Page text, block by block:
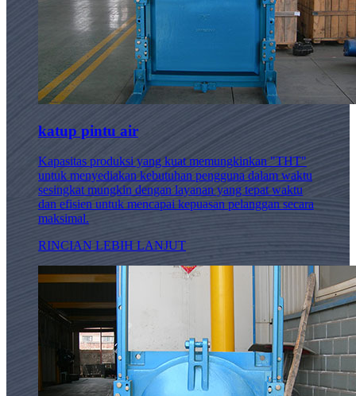
katup pintu air
Kapasitas produksi yang kuat memungkinkan "THT"
untuk menyediakan kebutuhan pengguna dalam waktu
sesingkat mungkin dengan layanan yang tepat waktu
dan efisien untuk mencapai kepuasan pelanggan secara
maksimal.
RINCIAN LEBIH LANJUT